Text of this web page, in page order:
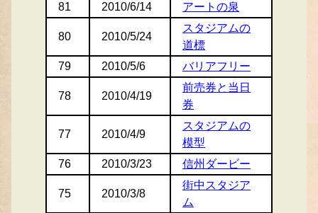
81
2010/6/14 アートの泉
80 2010/5/24
スタジアムの
道標
79
2010/5/6 バリアフリー
78 2010/4/19
前売券と当日
券
77 2010/4/9
スタジアムの
模型
76
2010/3/23 信州ダービー
75 2010/3/8
街中スタジア
ム